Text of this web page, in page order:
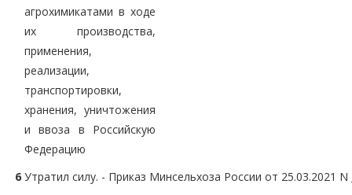
агрохимикатами в ходе
их производства,
применения,
реализации,
транспортировки,
хранения, уничтожения
и ввоза в Российскую
Федерацию
6 Утратил силу. - Приказ Минсельхоза России от 25.03.2021 N